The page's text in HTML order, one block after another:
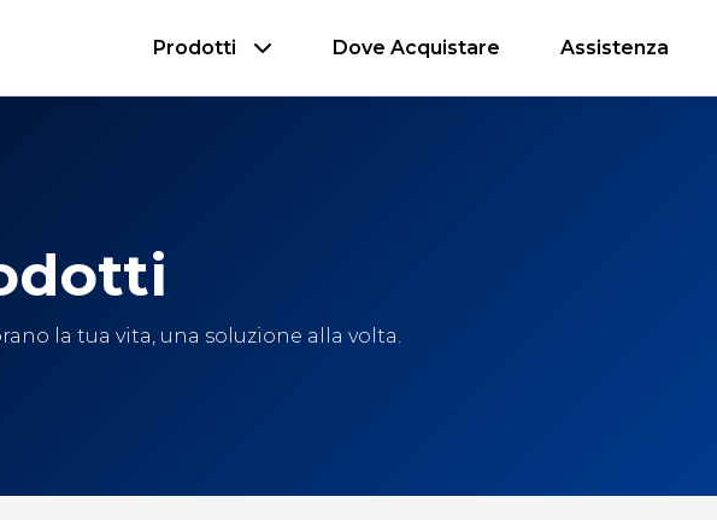
Prodotti Dove Acquistare Assistenza
la tua vita, una soluzione alla volta.